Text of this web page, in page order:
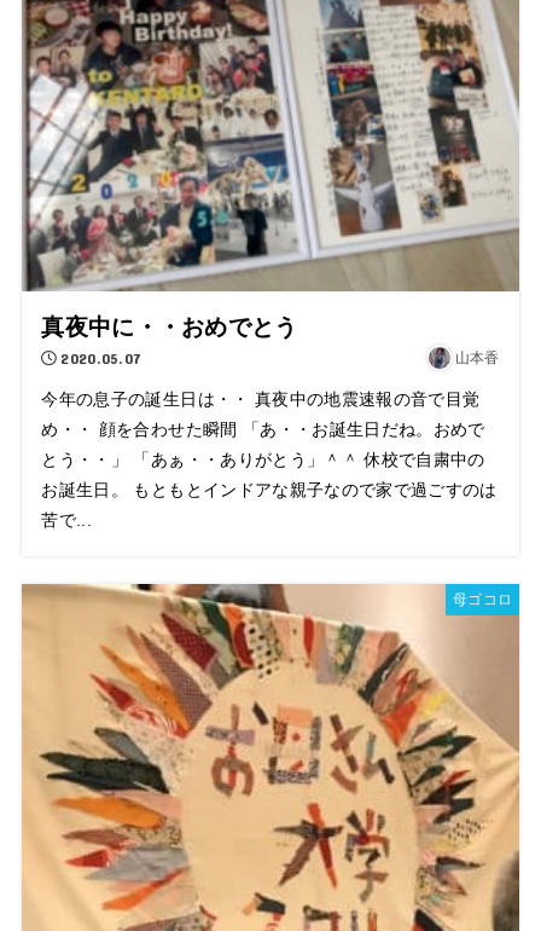
真夜中に・・おめでとう
2020.05.07 山本香
今年の息子の誕生日は・・ 真夜中の地震速報の音で目覚
め・・ 顔を合わせた瞬間 「あ・・お誕生日だね。おめで
とう・・」 「あぁ・・ありがとう」＾＾ 休校で自粛中の
お誕生日。 もともとインドアな親子なので家で過ごすのは
苦で...
母ゴコロ